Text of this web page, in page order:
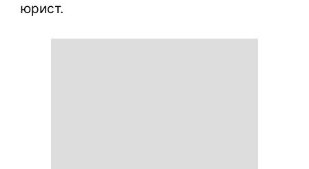
юрист.